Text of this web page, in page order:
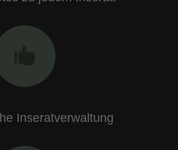
Inseratverwaltung